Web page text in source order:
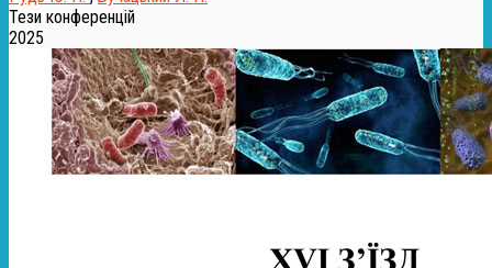
Тези конференцій
2025